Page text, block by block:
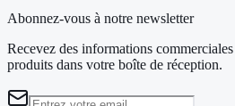
Abonnez-vous à notre newsletter
Recevez des informations
produits dans votre boîte de réception.